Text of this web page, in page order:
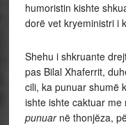
humoristin kishte
dorë vet kryeministri i
Shehu i shkruante
pas Bilal Xhaferrit,
cili, ka punuar shumë
ishte ishte caktuar
punuarnë thonjëza,